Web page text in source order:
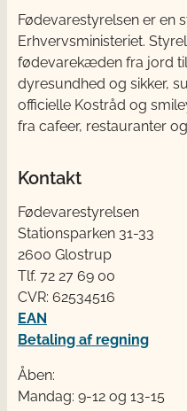
Fødevarestyrelsen er en
Erhvervsministeriet.
fødevarekæden fra jord
dyresundhed og sikker,
officielle Kostråd og
fra cafeer, restauranter
Kontakt
Fødevarestyrelsen
Stationsparken 31-33
2600 Glostrup
Tlf. 72 2​​​7 69 00
CVR: 62534516
EAN
Betaling af regning
Åben:
Mandag: 9-12 og 13-15